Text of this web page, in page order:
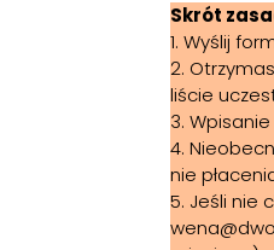
Skrót
1. Wyślij
2.
liście
3.
4.
nie
5. Jeśli nie